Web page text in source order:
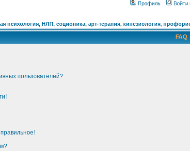
Профиль
Войти
психология, НЛП, соционика, арт-терапия, кинезиология,
FAQ
пользователей?